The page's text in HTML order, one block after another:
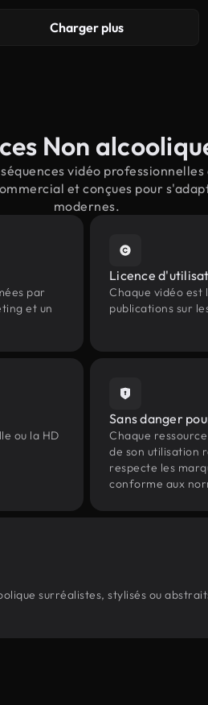
Charger plus
Non
vidéo
et conçues pour
modernes.
par
et un
Licence
Chaque vidéo est
publications sur
ou la HD
Sans danger
Chaque
de son utilisation
respecte les
conforme aux
surréalistes, stylisés ou